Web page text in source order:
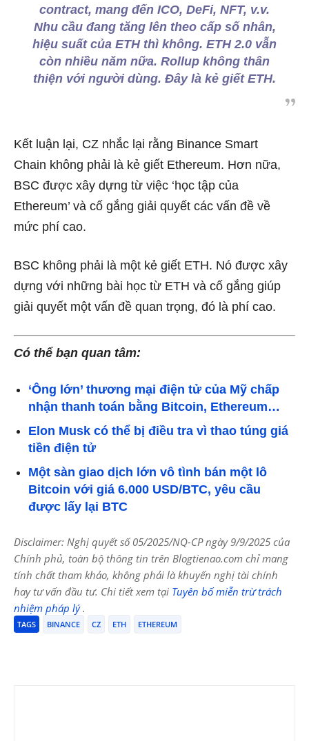
contract, mang đến ICO, DeFi, NFT, v.v.
Nhu cầu đang tăng lên theo cấp số nhân,
hiệu suất của ETH thì không. ETH 2.0 vẫn
còn nhiều năm nữa. Rollup không thân
thiện với người dùng. Đây là kẻ giết ETH.
Kết luận lại, CZ nhắc lại rằng Binance Smart
Chain không phải là kẻ giết Ethereum. Hơn nữa,
BSC được xây dựng từ việc ‘học tập của
Ethereum’ và cố gắng giải quyết các vấn đề về
mức phí cao.
BSC không phải là một kẻ giết ETH. Nó được xây
dựng với những bài học từ ETH và cố gắng giúp
giải quyết một vấn đề quan trọng, đó là phí cao.
Có thể bạn quan tâm:
‘Ông lớn’ thương mại điện tử của Mỹ chấp
nhận thanh toán bằng Bitcoin, Ethereum…
Elon Musk có thể bị điều tra vì thao túng giá
tiền điện tử
Một sàn giao dịch lớn vô tình bán một lô
Bitcoin với giá 6.000 USD/BTC, yêu cầu
được lấy lại BTC
Disclaimer: Nghị quyết số 05/2025/NQ-CP ngày 9/9/2025 của
Chính phủ, toàn bộ thông tin trên Blogtienao.com chỉ mang
tính chất tham khảo, không phải là khuyến nghị tài chính
hay tư vấn đầu tư. Chi tiết xem tại Tuyên bố miễn trừ trách
nhiệm pháp lý.
TAGS BINANCE CZ ETH ETHEREUM